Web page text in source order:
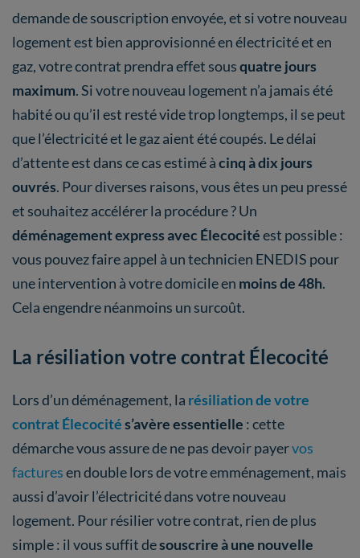
demande de souscription envoyée, et si votre nouveau
logement est bien approvisionné en électricité et en
gaz, votre contrat prendra effet sousquatre jours
maximum. Si votre nouveau logement n’a jamais été
habité ou qu’il est resté vide trop longtemps, il se peut
que l’électricité et le gaz aient été coupés. Le délai
d’attente est dans ce cas estimé àcinq à dix jours
ouvrés. Pour diverses raisons, vous êtes un peu pressé
et souhaitez accélérer la procédure ? Un
déménagement express avec Élecocitéest possible :
vous pouvez faire appel à un technicien ENEDIS pour
une intervention à votre domicile en moins de 48h.
Cela engendre néanmoins un surcoût.
La résiliation votre contrat Élecocité
Lors d’un déménagement, la résiliation de votre
contrat Élecocités’avère essentielle : cette
démarche vous assure de ne pas devoir payervos
facturesen double lors de votre emménagement, mais
aussi d’avoir l’électricité dans votre nouveau
logement. Pour résilier votre contrat, rien de plus
simple : il vous suffit desouscrire à une nouvelle